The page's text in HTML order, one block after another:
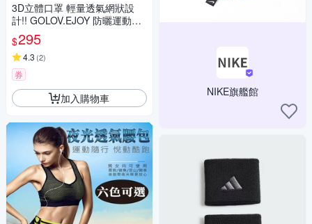
3D立體口罩 輕量透氣網狀設
計!! GOLOV.EJOY 防曬運動口
罩 騎車 自行車 跑步 高爾夫 登
山 戶外 運動 防塵 親膚舒適有
質感 涼感口罩
$295
4.3 (2)
券
加入購物車 NIKE旗艦館